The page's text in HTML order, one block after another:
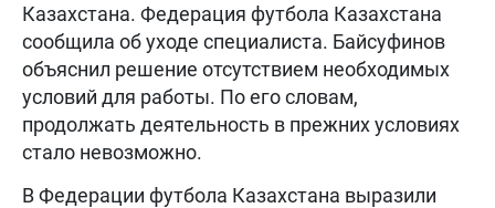
Казахстана. Федерация футбола Казахстана
сообщила об уходе специалиста. Байсуфинов
объяснил решение отсутствием необходимых
условий для работы. По его словам,
продолжать деятельность в прежних условиях
стало невозможно.
В Федерации футбола Казахстана выразили